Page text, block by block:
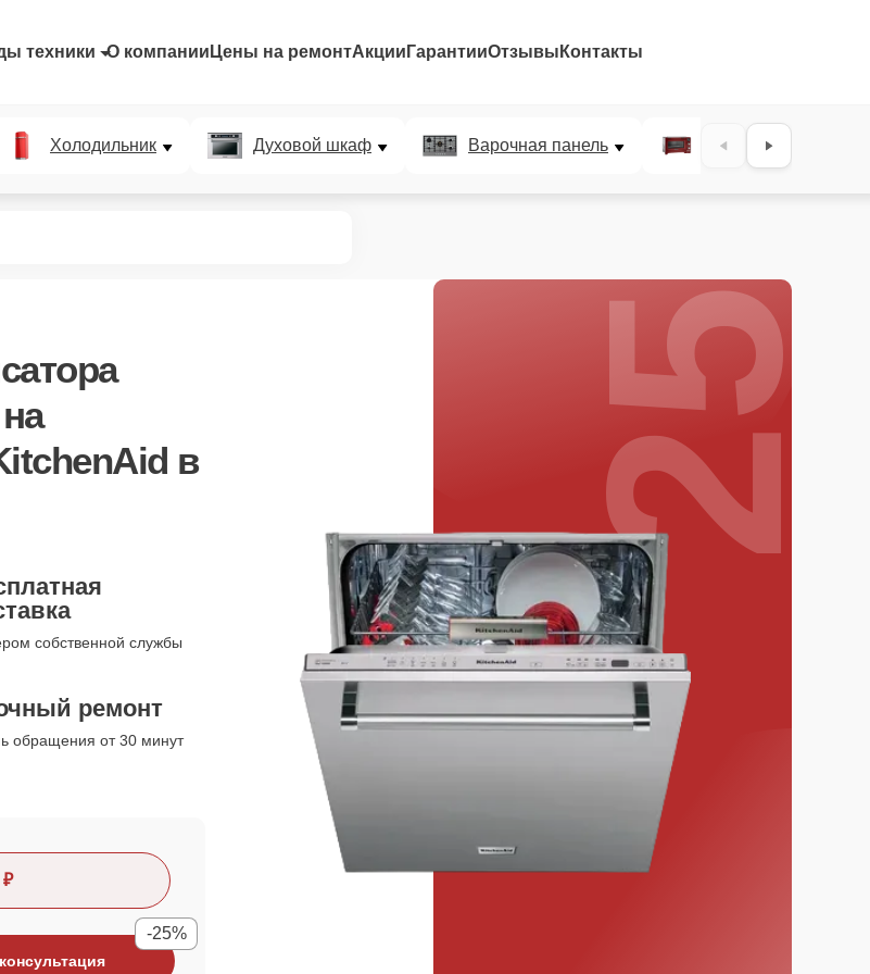
техники О компании Цены на ремонтАкции ГарантииОтзывы Контакты
Холодильник Духовой шкаф Варочная панель Микроволновая
в
собственной службы
ремонт
обращения от 30 минут
₽
-25%
25%